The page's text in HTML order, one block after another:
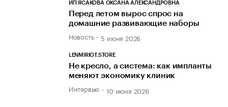
ИП ЯСАКОВА ОКСАНА АЛЕКСАНДРОВНА
Перед летом вырос спрос на
домашние развивающие наборы
Новость 5 июня 2026
LENMIRIOT.STORE
Не кресло, а система: как импланты
меняют экономику клиник
Интервью 10 июня 2026